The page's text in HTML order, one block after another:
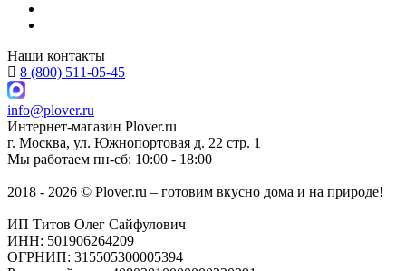
Наши контакты
8 (800) 511-05-45
info@plover.ru
Интернет-магазин Plover.ru
г. Москва, ул. Южнопортовая д. 22 стр. 1
Мы работаем пн-сб: 10:00 - 18:00
2018 - 2026 © Plover.ru – готовим вкусно дома и на природе!
ИП Титов Олег Сайфулович
ИНН: 501906264209
ОГРНИП: 315505300005394